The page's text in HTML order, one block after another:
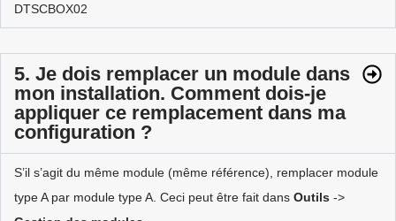
DTSCBOX02
5. Je dois remplacer un module dans
mon installation. Comment dois-je
appliquer ce remplacement dans ma
configuration ?
S’il s’agit du même module (même référence), remplacer module
type A par module type A. Ceci peut être fait dans Outils ->